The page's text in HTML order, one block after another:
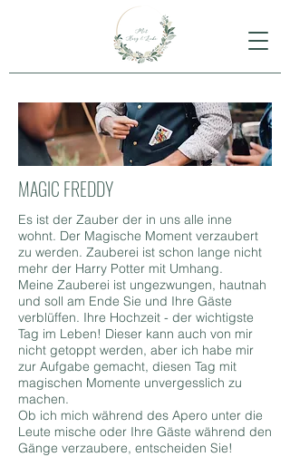
MAGIC FREDDY
Es ist der Zauber der in uns alle inne
wohnt. Der Magische Moment verzaubert
zu werden. Zauberei ist schon lange nicht
mehr der Harry Potter mit Umhang.
Meine Zauberei ist ungezwungen, hautnah
und soll am Ende Sie und Ihre Gäste
verblüffen. Ihre Hochzeit - der wichtigste
Tag im Leben! Dieser kann auch von mir
nicht getoppt werden, aber ich habe mir
zur Aufgabe gemacht, diesen Tag mit
magischen Momente unvergesslich zu
machen.
Ob ich mich während des Apero unter die
Leute mische oder Ihre Gäste während den
Gänge verzaubere, entscheiden Sie!